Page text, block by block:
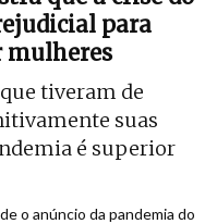
para
mulheres
tiveram de
suas
é superior
o anúncio da pandemia do